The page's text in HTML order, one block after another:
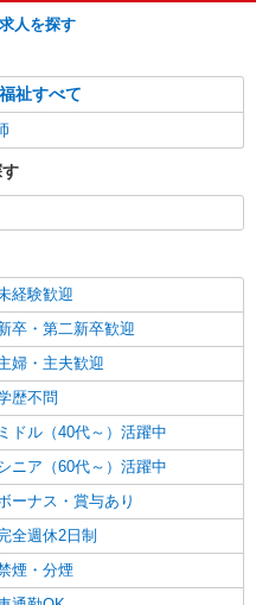
、プライベートも諦めない＊
円 ＜日払い有/週払い有/交
ン代含む)＞
詳細を見る
王子駅▼病院で看護助手▼補助
し
2312円 ＜日払い有/週払い有/交
ン代含む)＞
詳細を見る
人を探す
祉すべて
経験歓迎
卒・第二新卒歓迎
婦・主夫歓迎
歴不問
ミドル（40代～）活躍中
ニア（60代～）活躍中
ーナス・賞与あり
全週休2日制
煙・分煙